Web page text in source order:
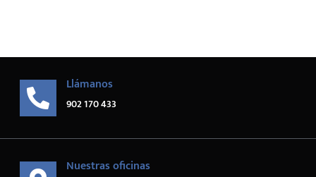
Llámanos
902 170 433
Nuestras oficinas